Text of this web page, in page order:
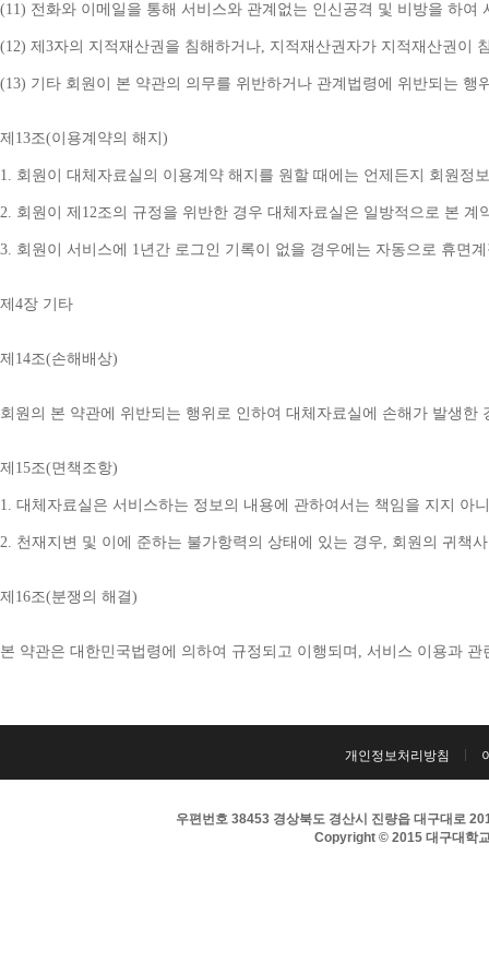
(11) 전화와 이메일을 통해 서비스와 관계없는 인신공격 및 비방을 하여
(12) 제 3자의 지적재산권을 침해하거나, 지적재산권자가 지적재산권이
(13) 기타 회원이 본 약관의 의무를 위반하거나 관계법령에 위반되는 행
제 13조(이용계약의 해지 )
1. 회원이 대체자료실의 이용계약 해지를 원할 때에는 언제든지 회원정
2. 회원이 제 12조의 규정을 위반한 경우 대체자료실은 일방적으로 본 계
3. 회원이 서비스에 1년간 로그인 기록이 없을 경우에는 자동으로 휴면
제 4장 기타
제 14조(손해배상)
회원의 본 약관에 위반되는 행위로 인하여 대체자료실에 손해가 발생한
제 15조(면책조항)
1. 대체자료실은 서비스하는 정보의 내용에 관하여서는 책임을 지지 아
2. 천재지변 및 이에 준하는 불가항력의 상태에 있는 경우, 회원의 귀책
제 16조(분쟁의 해결)
본 약관은 대한민국법령에 의하여 규정되고 이행되며 , 서비스 이용과 관
개인정보처리방침
우편번호 38453 경상북도 경산시 진량읍 대구대로
Copyright © 2015 대구대학